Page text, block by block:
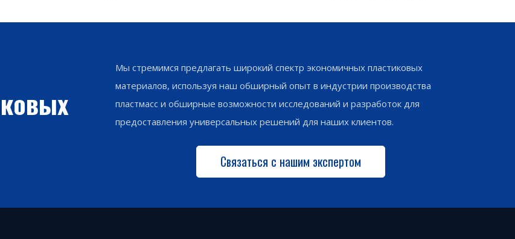
Мы стремимся предлагать широкий спектр экономичных пластиковых
материалов, используя наш обширный опыт в индустрии производства
пластмасс и обширные возможности исследований и разработок для
предоставления универсальных решений для наших клиентов.
Связаться с нашим экспертом